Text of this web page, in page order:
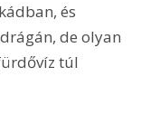
és
de olyan
túl